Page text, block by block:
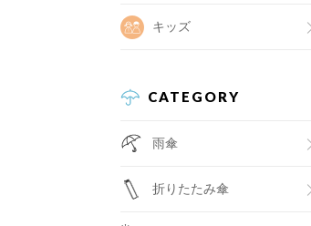
キッズ
CATEGORY
雨傘
折りたたみ傘